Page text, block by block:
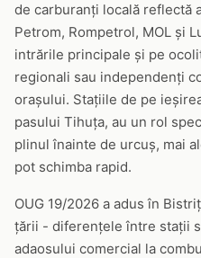
de carburanți locală reflectă
Petrom, Rompetrol, MOL și
intrările principale și pe
regionali sau independenți
orașului. Stațiile de pe
pasului Tihuța, au un rol
plinul înainte de urcuș, mai
pot schimba rapid.
OUG 19/2026 a adus în
țării - diferențele între stații
adaosului comercial la